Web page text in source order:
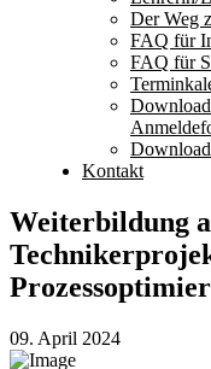
Der Weg
FAQ für
FAQ für
Kontakt
Weiterbildung
09. April 2024